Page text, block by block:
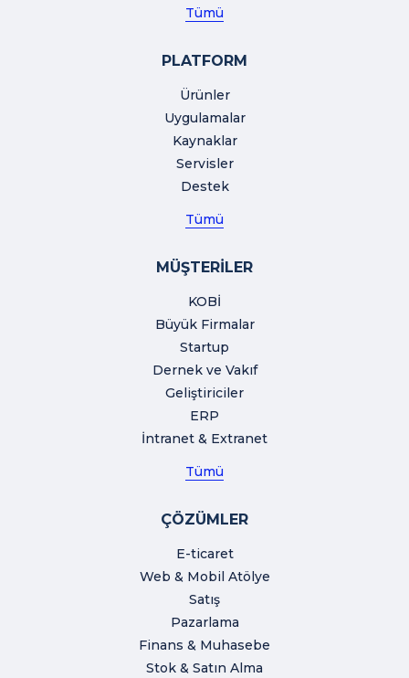
Tümü
PLATFORM
Ürünler
Uygulamalar
Kaynaklar
Servisler
Destek
Tümü
MÜŞTERİLER
KOBİ
Büyük Firmalar
Startup
Dernek ve Vakıf
Geliştiriciler
ERP
İntranet & Extranet
Tümü
ÇÖZÜMLER
E-ticaret
Web & Mobil Atölye
Satış
Pazarlama
Finans & Muhasebe
Stok & Satın Alma